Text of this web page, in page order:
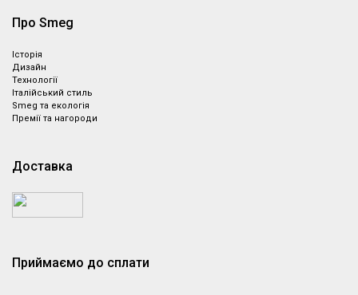
Про Smeg
Історія
Дизайн
Технології
Італійський стиль
Smeg та екологія
Премії та нагороди
Доставка
Приймаємо до сплати